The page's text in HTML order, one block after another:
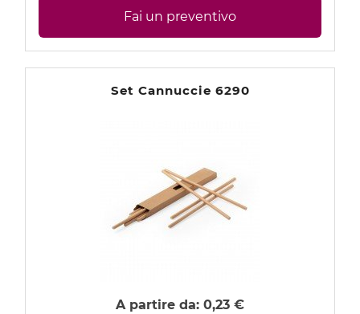
Fai un preventivo
Set Cannuccie 6290
A partire da: 0,23 €